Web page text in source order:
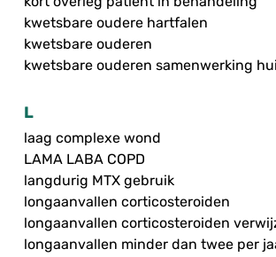
kwetsbare oudere hartfalen
kwetsbare ouderen
kwetsbare ouderen samenwerking
L
laag complexe wond
LAMA LABA COPD
langdurig MTX gebruik
longaanvallen corticosteroiden
longaanvallen corticosteroiden
longaanvallen minder dan twee per